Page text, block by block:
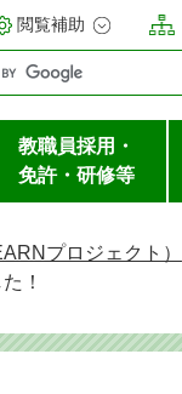
閲覧補助
教職員採用・
免許・研修等
プロジェクト）
！